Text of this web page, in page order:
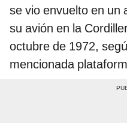
se vio envuelto en un
su avión en la
octubre de 1972,
mencionada